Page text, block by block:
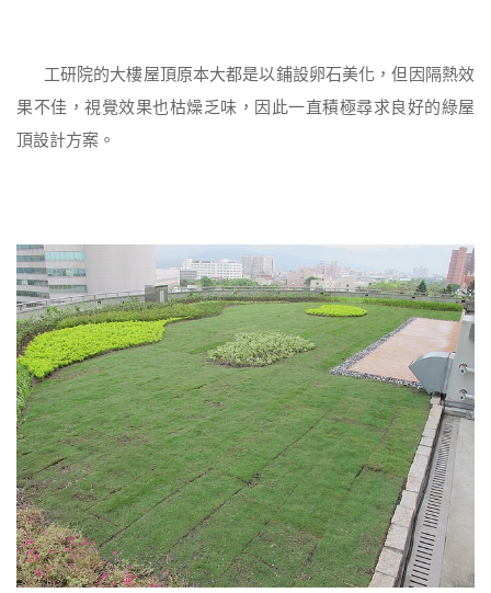
工研院的大樓屋頂原本大都是以鋪設卵石美化，但因隔熱效
果不佳，視覺效果也枯燥乏味，因此一直積極尋求良好的綠屋
頂設計方案。